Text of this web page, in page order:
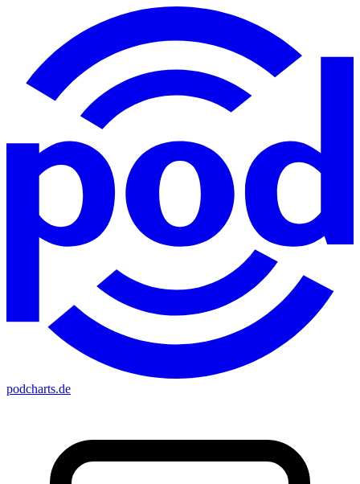
podcharts.de